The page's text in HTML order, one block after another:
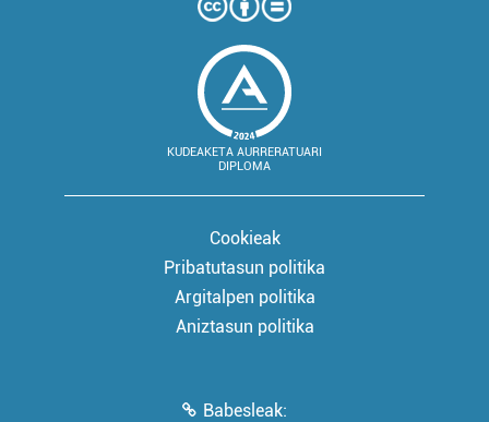
KUDEAKETA AURRERATUARI
DIPLOMA
Cookieak
Pribatutasun politika
Argitalpen politika
Aniztasun politika
Babesleak: